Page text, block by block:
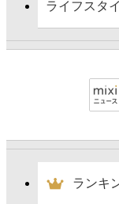
ライフスタ
ランキ